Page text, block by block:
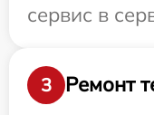
сервис в
3
Ремонт